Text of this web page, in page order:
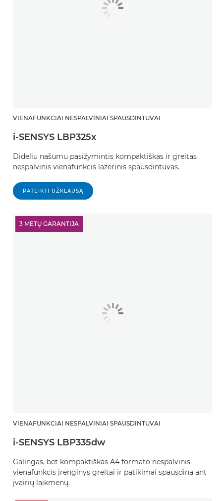
VIENAFUNKCIAI NESPALVINIAI SPAUSDINTUVAI
i-SENSYS LBP325x
Dideliu našumu pasižymintis kompaktiškas ir greitas
nespalvinis vienafunkcis lazerinis spausdintuvas.
PATEIKTI UŽKLAUSĄ
3 METŲ GARANTIJA
VIENAFUNKCIAI NESPALVINIAI SPAUSDINTUVAI
i-SENSYS LBP335dw
Galingas, bet kompaktiškas A4 formato nespalvinis
vienafunkcis įrenginys greitai ir patikimai spausdina ant
įvairių laikmenų.